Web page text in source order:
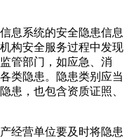
息系统的安全隐患信息
构安全服务过程中发现
管部门，如应急、消
类隐患。隐患类别应当
患，也包含资质证照、
经营单位要及时将隐患